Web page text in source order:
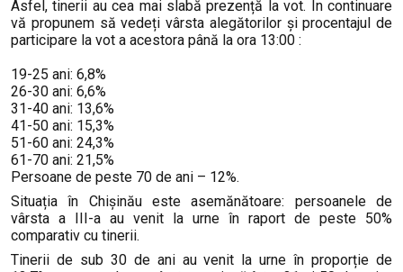
Asfel, tinerii au cea mai slabă prezență la vot. În continuare
vă propunem să vedeți vârsta alegătorilor și procentajul de
participare la vot a acestora până la ora 13:00 :
19-25 ani: 6,8%
26-30 ani: 6,6%
31-40 ani: 13,6%
41-50 ani: 15,3%
51-60 ani: 24,3%
61-70 ani: 21,5%
Persoane de peste 70 de ani – 12%.
Situația în Chișinău este asemănătoare: persoanele de
vârsta a III-a au venit la urne în raport de peste 50%
comparativ cu tinerii.
Tinerii de sub 30 de ani au venit la urne în proporție de